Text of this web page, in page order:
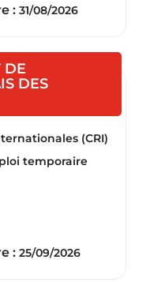
: 31/08/2026
DE
DES
(CRI)
temporaire
: 25/09/2026